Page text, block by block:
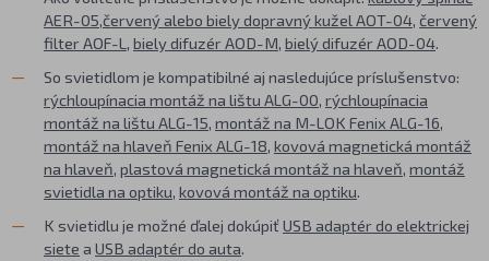
AER-05,červený alebo biely dopravný kužel AOT-04, červený
filter AOF-L , biely difuzér AOD-M, bielý difuzér AOD-04.
So svietidlom je kompatibilné aj nasledujúce príslušenstvo:
rýchloupínacia montáž na lištu ALG-00, rýchloupínacia
montáž na lištu ALG-15, montáž na M-LOK Fenix ALG-16,
montáž na hlaveň Fenix ALG-18, kovová magnetická montáž
na hlaveň, plastová magnetická montáž na hlaveň, montáž
svietidla na optiku, kovová montáž na optiku.
K svietidlu je možné ďalej dokúpiť USB adaptér do elektrickej
siete a USB adaptér do auta.